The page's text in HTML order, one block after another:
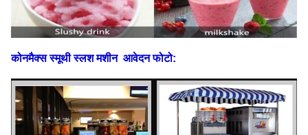
कोनमैक्स स्मूथी स्लश मशीन आवेदन फोटो: